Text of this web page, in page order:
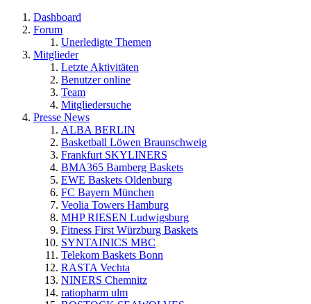
Dashboard
Forum
Unerledigte Themen
Mitglieder
Letzte Aktivitäten
Benutzer online
Team
Mitgliedersuche
Presse News
ALBA BERLIN
Basketball Löwen Braunschweig
Frankfurt SKYLINERS
BMA365 Bamberg Baskets
EWE Baskets Oldenburg
FC Bayern München
Veolia Towers Hamburg
MHP RIESEN Ludwigsburg
Fitness First Würzburg Baskets
SYNTAINICS MBC
Telekom Baskets Bonn
RASTA Vechta
NINERS Chemnitz
ratiopharm ulm